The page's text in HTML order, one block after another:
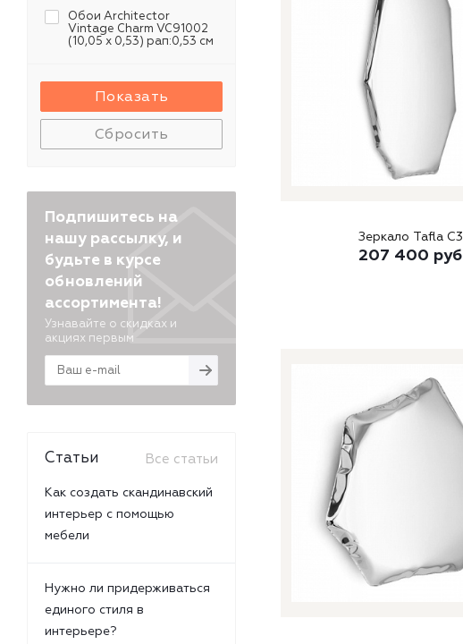
Зеркало Tafla C3
207 400 руб
Обои Architector
Vintage Charm VC91002
(10,05 х 0,53) рап:0,53 см
Сбросить
Подпишитесь на
нашу рассылку, и
будьте в курсе
обновлений
ассортимента!
Узнавайте о скидках и
акциях первым
Статьи Все статьи
Как создать скандинавский
интерьер с помощью
мебели
Нужно ли придерживаться
единого стиля в
интерьере?